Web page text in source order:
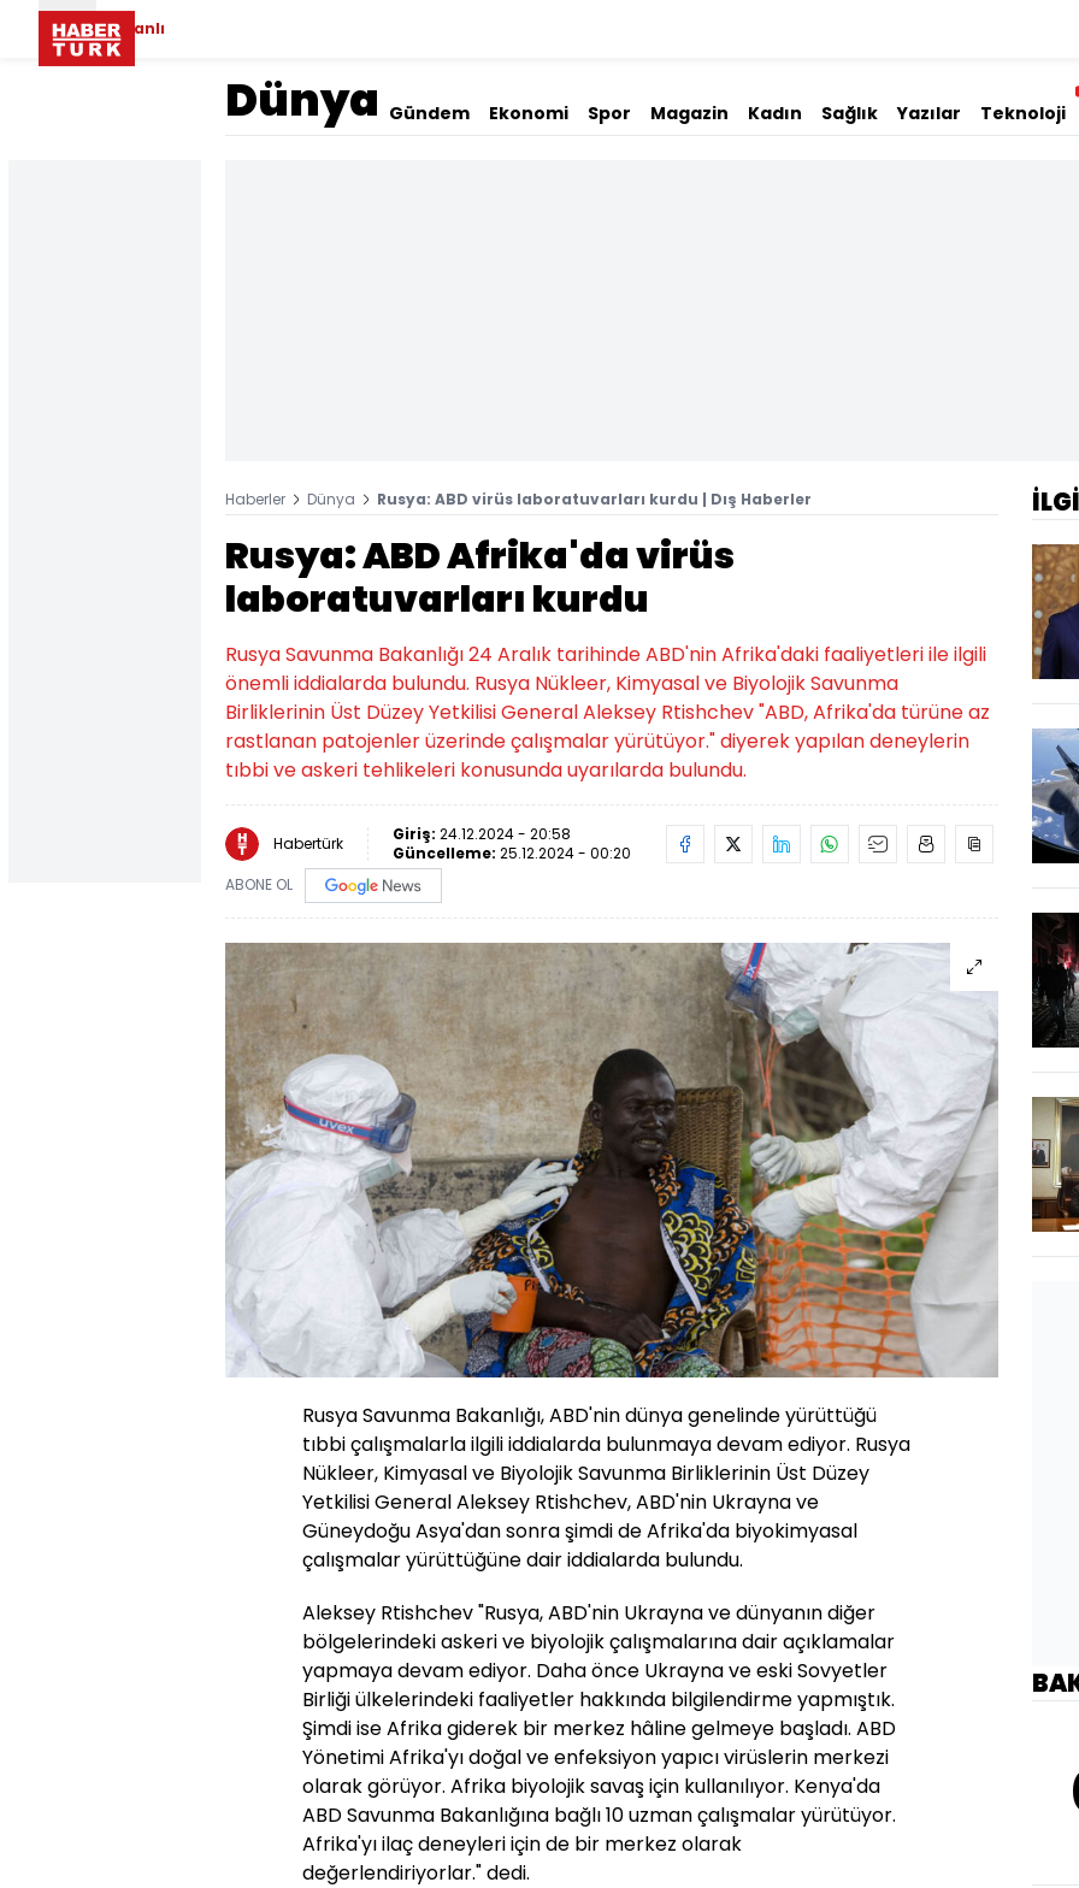
Canlı
Dünya Gündem Ekonomi Spor Magazin Kadın Sağlık Yazılar Teknoloji
Haberler Dünya Rusya: ABD virüs laboratuvarları kurdu | Dış Haberler
Rusya: ABD Afrika'da virüs
laboratuvarları kurdu
Rusya Savunma Bakanlığı 24 Aralık tarihinde ABD'nin Afrika'daki faaliyetleri ile ilgili
önemli iddialarda bulundu. Rusya Nükleer, Kimyasal ve Biyolojik Savunma
Birliklerinin Üst Düzey Yetkilisi General Aleksey Rtishchev "ABD, Afrika'da türüne az
rastlanan patojenler üzerinde çalışmalar yürütüyor." diyerek yapılan deneylerin
tıbbi ve askeri tehlikeleri konusunda uyarılarda bulundu.
Habertürk Giriş: 24.12.2024 - 20:58
Güncelleme: 25.12.2024 - 00:20
ABONE OL
Rusya Savunma Bakanlığı, ABD'nin dünya genelinde yürüttüğü
tıbbi çalışmalarla ilgili iddialarda bulunmaya devam ediyor. Rusya
Nükleer, Kimyasal ve Biyolojik Savunma Birliklerinin Üst Düzey
Yetkilisi General Aleksey Rtishchev, ABD'nin Ukrayna ve
Güneydoğu Asya'dan sonra şimdi de Afrika'da biyokimyasal
çalışmalar yürüttüğüne dair iddialarda bulundu.
Aleksey Rtishchev "Rusya, ABD'nin Ukrayna ve dünyanın diğer
bölgelerindeki askeri ve biyolojik çalışmalarına dair açıklamalar
yapmaya devam ediyor. Daha önce Ukrayna ve eski Sovyetler
Birliği ülkelerindeki faaliyetler hakkında bilgilendirme yapmıştık.
Şimdi ise Afrika giderek bir merkez hâline gelmeye başladı. ABD
Yönetimi Afrika'yı doğal ve enfeksiyon yapıcı virüslerin merkezi
olarak görüyor. Afrika biyolojik savaş için kullanılıyor. Kenya'da
ABD Savunma Bakanlığına bağlı 10 uzman çalışmalar yürütüyor.
Afrika'yı ilaç deneyleri için de bir merkez olarak
değerlendiriyorlar." dedi.